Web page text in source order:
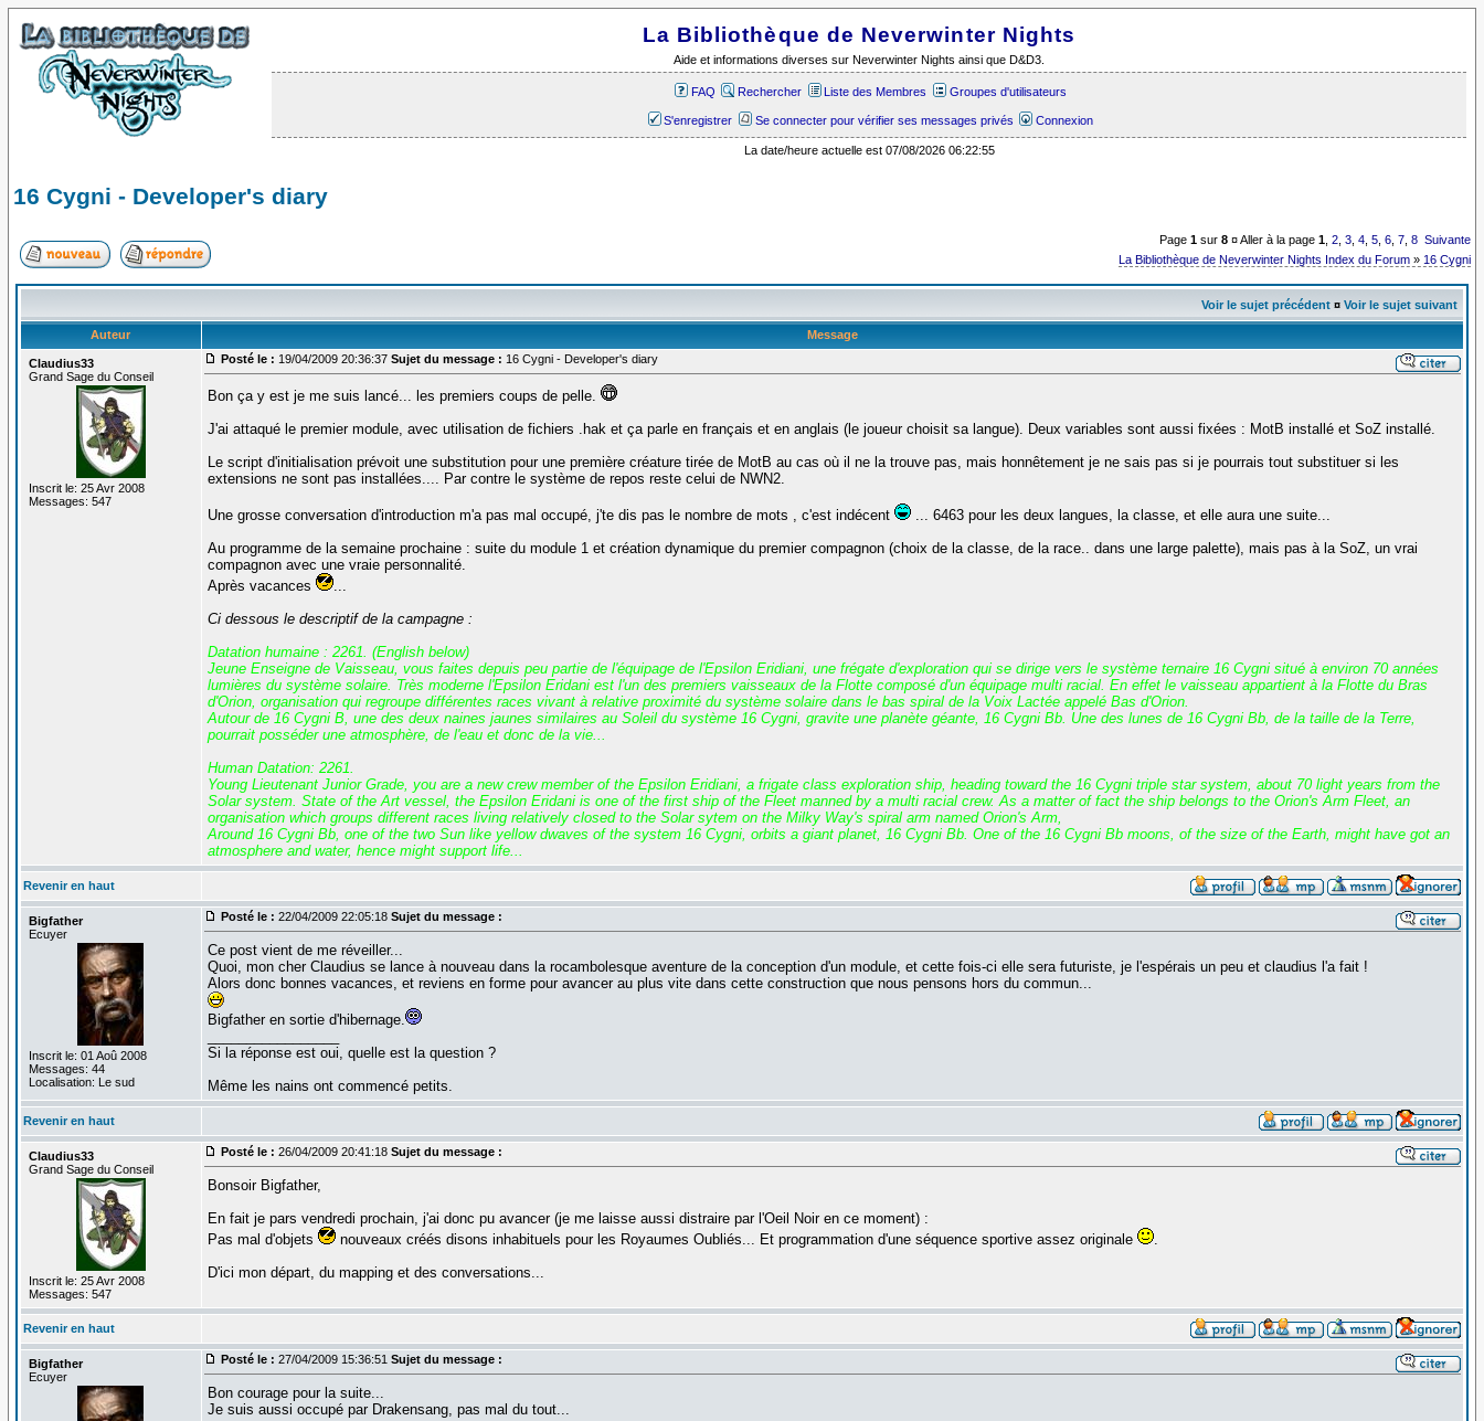
La Bibliothèque de Neverwinter Nights
Aide et informations diverses sur Neverwinter Nights ainsi que D&D3.
FAQ Rechercher Liste des Membres Groupes d'utilisateurs
S'enregistrer Se connecter pour vérifier ses messages privés Connexion
La date/heure actuelle est 07/08/2026 06:22:55
16 Cygni - Developer's diary
Page1 sur8 ¤ Aller à la page1 ,2 ,3 ,4 ,5 ,6 ,7 ,8 Suivante
La Bibliothèque de Neverwinter Nights Index du Forum » 16 Cygni
Voir le sujet précédent¤ Voir le sujet suivant
Auteur Message
Claudius33
Grand Sage du Conseil
Inscrit le: 25 Avr 2008
Messages: 547
Posté le : 19/04/2009 20:36:37 Sujet du message : 16 Cygni - Developer's diary
Bon ça y est je me suis lancé... les premiers coups de pelle.
J'ai attaqué le premier module, avec utilisation de fichiers .hak et ça parle en français et en anglais (le joueur choisit sa langue). Deux variables sont aussi fixées : MotB installé et SoZ installé.
Le script d'initialisation prévoit une substitution pour une première créature tirée de MotB au cas où il ne la trouve pas, mais honnêtement je ne sais pas si je pourrais tout substituer si les
extensions ne sont pas installées.... Par contre le système de repos reste celui de NWN2.
Une grosse conversation d'introduction m'a pas mal occupé, j'te dis pas le nombre de mots , c'est indécent
... 6463 pour les deux langues, la classe, et elle aura une suite...
Au programme de la semaine prochaine : suite du module 1 et création dynamique du premier compagnon (choix de la classe, de la race.. dans une large palette), mais pas à la SoZ, un vrai
compagnon avec une vraie personnalité.
Après vacances
...
Ci dessous le descriptif de la campagne :
Datation humaine : 2261. (English below)
Jeune Enseigne de Vaisseau, vous faites depuis peu partie de l'équipage de l'Epsilon Eridiani, une frégate d'exploration qui se dirige vers le système ternaire 16 Cygni situé à environ 70 années
lumières du système solaire. Très moderne l'Epsilon Eridani est l'un des premiers vaisseaux de la Flotte composé d'un équipage multi racial. En effet le vaisseau appartient à la Flotte du Bras
d'Orion, organisation qui regroupe différentes races vivant à relative proximité du système solaire dans le bas spiral de la Voix Lactée appelé Bas d'Orion.
Autour de 16 Cygni B, une des deux naines jaunes similaires au Soleil du système 16 Cygni, gravite une planète géante, 16 Cygni Bb. Une des lunes de 16 Cygni Bb, de la taille de la Terre,
pourrait posséder une atmosphère, de l'eau et donc de la vie...
Human Datation: 2261.
Young Lieutenant Junior Grade, you are a new crew member of the Epsilon Eridiani, a frigate class exploration ship, heading toward the 16 Cygni triple star system, about 70 light years from the
Solar system. State of the Art vessel, the Epsilon Eridani is one of the first ship of the Fleet manned by a multi racial crew. As a matter of fact the ship belongs to the Orion's Arm Fleet, an
organisation which groups different races living relatively closed to the Solar sytem on the Milky Way's spiral arm named Orion's Arm,
Around 16 Cygni Bb, one of the two Sun like yellow dwaves of the system 16 Cygni, orbits a giant planet, 16 Cygni Bb. One of the 16 Cygni Bb moons, of the size of the Earth, might have got an
atmosphere and water, hence might support life...
Revenir en haut
Bigfather
Ecuyer
Inscrit le: 01 Aoû 2008
Messages: 44
Localisation: Le sud
Posté le : 22/04/2009 22:05:18 Sujet du message :
Ce post vient de me réveiller...
Quoi, mon cher Claudius se lance à nouveau dans la rocambolesque aventure de la conception d'un module, et cette fois-ci elle sera futuriste, je l'espérais un peu et claudius l'a fait !
Alors donc bonnes vacances, et reviens en forme pour avancer au plus vite dans cette construction que nous pensons hors du commun...
Bigfather en sortie d'hibernage.
Si la réponse est oui, quelle est la question ?
Même les nains ont commencé petits.
Revenir en haut
Claudius33
Grand Sage du Conseil
Inscrit le: 25 Avr 2008
Messages: 547
Posté le : 26/04/2009 20:41:18 Sujet du message :
Bonsoir Bigfather,
En fait je pars vendredi prochain, j'ai donc pu avancer (je me laisse aussi distraire par l'Oeil Noir en ce moment) :
Pas mal d'objets
nouveaux créés disons inhabituels pour les Royaumes Oubliés... Et programmation d'une séquence sportive assez originale
.
D'ici mon départ, du mapping et des conversations...
Revenir en haut
Bigfather
Ecuyer
Posté le : 27/04/2009 15:36:51 Sujet du message :
Bon courage pour la suite...
Je suis aussi occupé par Drakensang, pas mal du tout...